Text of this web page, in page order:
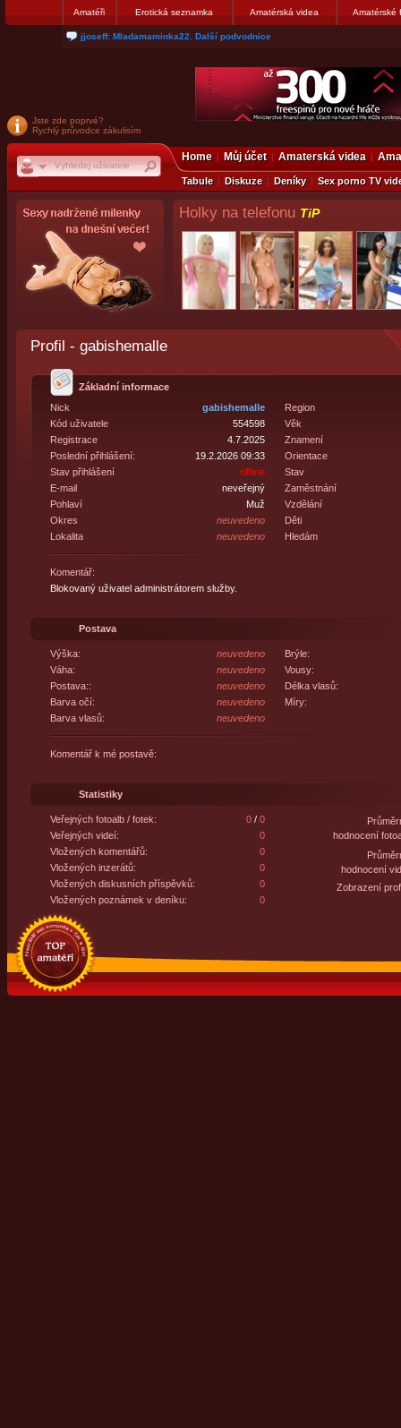
Amatéři Erotická seznamka Amatérská videa Amatérské
jjoseff: Mladamaminka22. Další podvodnice
Jste zde poprvé?
Rychlý průvodce zákulisím
Home Můj účet Amaterská videa
Tabule Diskuze Deníky Sex porno TV
Holky na telefonu TiP
Profil - gabishemalle
Základní informace
Nick
gabishemalle
Kód uživatele
554598
Registrace
4.7.2025
Poslední přihlášení:
19.2.2026 09:33
Stav přihlášení
offline
E-mail
neveřejný
Pohlaví
Muž
Okres
neuvedeno
Lokalita
neuvedeno
Region
Věk
Znamení
Orientace
Stav
Zaměstnání
Vzdělání
Děti
Hledám
Komentář:
Blokovaný uživatel administrátorem služby.
Postava
Výška:
neuvedeno
Váha:
neuvedeno
Postava::
neuvedeno
Barva očí:
neuvedeno
Barva vlasů:
neuvedeno
Brýle:
Vousy:
Délka vlasů:
Míry:
Komentář k mé postavě:
Statistiky
Veřejných fotoalb / fotek: 0/ 0
Veřejných videí:
0
Vložených komentářů:
0
Vložených inzerátů:
0
Vložených diskusních příspěvků:
0
Vložených poznámek v deníku:
0
hodnocení
hodnocení
Zobrazení